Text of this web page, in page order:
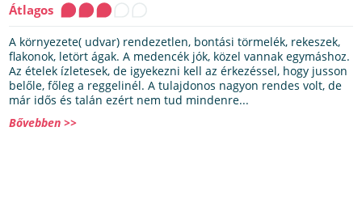
Átlagos
A környezete( udvar) rendezetlen, bontási törmelék, rekeszek,
flakonok, letört ágak. A medencék jók, közel vannak egymáshoz.
Az ételek ízletesek, de igyekezni kell az érkezéssel, hogy jusson
belőle, főleg a reggelinél. A tulajdonos nagyon rendes volt, de
már idős és talán ezért nem tud mindenre...
Bővebben >>